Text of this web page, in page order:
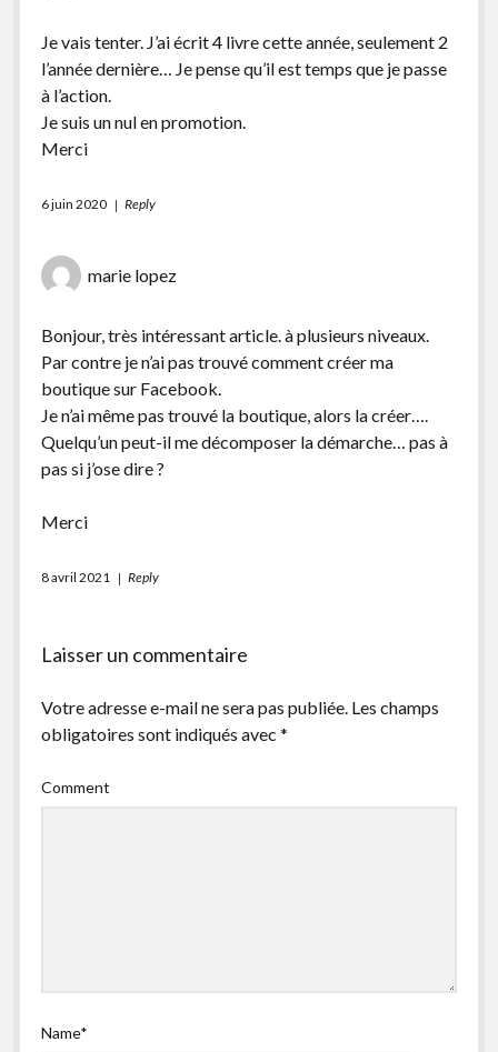
Je vais tenter. J’ai écrit 4 livre cette année, seulement 2
l’année dernière… Je pense qu’il est temps que je passe
à l’action.
Je suis un nul en promotion.
Merci
6 juin 2020 Reply
marie lopez
Bonjour, très intéressant article. à plusieurs niveaux.
Par contre je n’ai pas trouvé comment créer ma
boutique sur Facebook.
Je n’ai même pas trouvé la boutique, alors la créer….
Quelqu’un peut-il me décomposer la démarche… pas à
pas si j’ose dire ?
Merci
8 avril 2021 Reply
Laisser un commentaire
Votre adresse e-mail ne sera pas publiée. Les champs
obligatoires sont indiqués avec *
Comment
Name*